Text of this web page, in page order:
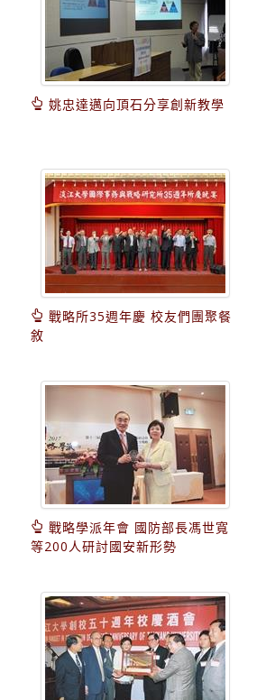
姚忠達邁向頂石分享創新教學
戰略所35週年慶 校友們團聚餐
敘
戰略學派年會 國防部長馮世寬
等200人研討國安新形勢